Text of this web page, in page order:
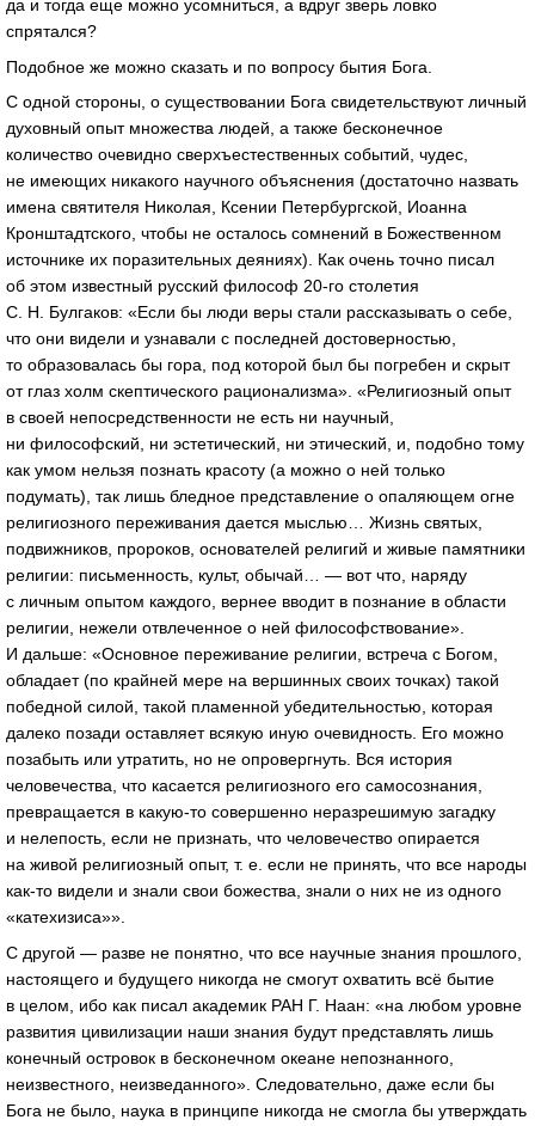
да и тогда еще можно усомниться, а вдруг зверь ловко
спрятался?
Подобное же можно сказать и по вопросу бытия Бога.
С одной стороны, о существовании Бога свидетельствуют личный
духовный опыт множества людей, а также бесконечное
количество очевидно сверхъестественных событий, чудес,
не имеющих никакого научного объяснения (достаточно назвать
имена святителя Николая, Ксении Петербургской, Иоанна
Кронштадтского, чтобы не осталось сомнений в Божественном
источнике их поразительных деяниях). Как очень точно писал
об этом известный русский философ 20-го столетия
С. Н. Булгаков: «Если бы люди веры стали рассказывать о себе,
что они видели и узнавали с последней достоверностью,
то образовалась бы гора, под которой был бы погребен и скрыт
от глаз холм скептического рационализма». «Религиозный опыт
в своей непосредственности не есть ни научный,
ни философский, ни эстетический, ни этический, и, подобно тому
как умом нельзя познать красоту (а можно о ней только
подумать), так лишь бледное представление о опаляющем огне
религиозного переживания дается мыслью… Жизнь святых,
подвижников, пророков, основателей религий и живые памятники
религии: письменность, культ, обычай… — вот что, наряду
с личным опытом каждого, вернее вводит в познание в области
религии, нежели отвлеченное о ней философствование».
И дальше: «Основное переживание религии, встреча с Богом,
обладает (по крайней мере на вершинных своих точках) такой
победной силой, такой пламенной убедительностью, которая
далеко позади оставляет всякую иную очевидность. Его можно
позабыть или утратить, но не опровергнуть. Вся история
человечества, что касается религиозного его самосознания,
превращается в какую-то совершенно неразрешимую загадку
и нелепость, если не признать, что человечество опирается
на живой религиозный опыт, т. е. если не принять, что все народы
как-то видели и знали свои божества, знали о них не из одного
«катехизиса»».
С другой — разве не понятно, что все научные знания прошлого,
настоящего и будущего никогда не смогут охватить всё бытие
в целом, ибо как писал академик РАН Г. Наан: «на любом уровне
развития цивилизации наши знания будут представлять лишь
конечный островок в бесконечном океане непознанного,
неизвестного, неизведанного». Следовательно, даже если бы
Бога не было, наука в принципе никогда не смогла бы утверждать